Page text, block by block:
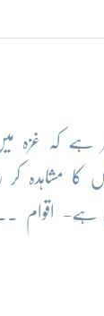
کہ غزہ
کا مشاہدہ
ہے- اقوام